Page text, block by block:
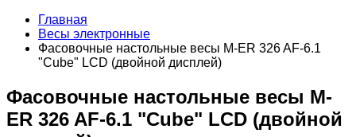
Главная
Весы электронные
Фасовочные настольные весы M-ER 326 AF-6.1
"Cube" LCD (двойной дисплей)
Фасовочные настольные весы M-
ER 326 AF-6.1 "Cube" LCD (двойной